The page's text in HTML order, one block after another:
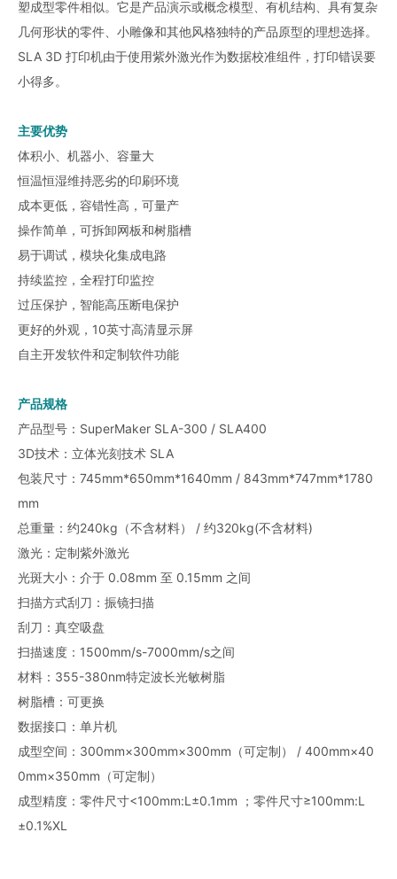
塑成型零件相似。它是产品演示或概念模型、有机结构、具有复杂
几何形状的零件、小雕像和其他风格独特的产品原型的理想选择。
SLA 3D 打印机由于使用紫外激光作为数据校准组件，打印错误要
小得多。
主要优势
体积小、机器小、容量大
恒温恒湿维持恶劣的印刷环境
成本更低，容错性高，可量产
操作简单，可拆卸网板和树脂槽
易于调试，模块化集成电路
持续监控，全程打印监控
过压保护，智能高压断电保护
更好的外观，10英寸高清显示屏
自主开发软件和定制软件功能
产品规格
产品型号：SuperMaker SLA-300 / SLA400
3D技术：立体光刻技术 SLA
包装尺寸：745mm*650mm*1640mm / 843mm*747mm*1780
mm
总重量：约240kg（不含材料） / 约320kg(不含材料)
激光：定制紫外激光
光斑大小：介于 0.08mm 至 0.15mm 之间
扫描方式刮刀：振镜扫描
刮刀：真空吸盘
扫描速度：1500mm/s-7000mm/s之间
材料：355-380nm特定波长光敏树脂
树脂槽：可更换
数据接口：单片机
成型空间：300mm×300mm×300mm（可定制） / 400mm×40
0mm×350mm（可定制）
成型精度：零件尺寸<100mm:L±0.1mm ；零件尺寸≥100mm:L
±0.1%XL